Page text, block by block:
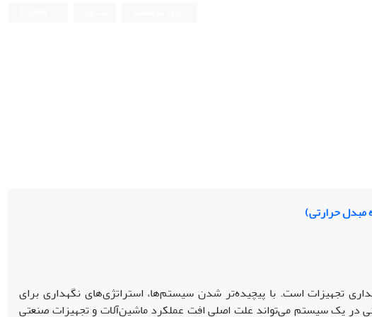
مبدل حرارتی)
تجهیزات است. با پیچیده‌تر شدن سیستم‌ها، استراتژی‌های نگهداری برای
در یک سیستم می‌تواند علت اصلی افت عملکرد ماشین‌آلات و تجهیزات صنعتی